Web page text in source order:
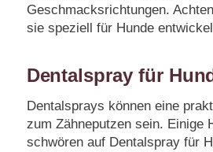
Geschmacksrichtungen.
sie speziell für Hunde
Dentalspray für
Dentalsprays können eine
zum Zähneputzen sein. Einige
schwören auf Dentalspray für